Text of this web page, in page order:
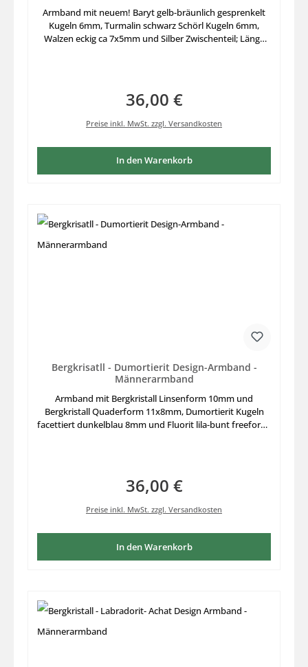
Armband mit neuem! Baryt gelb-bräunlich gesprenkelt
Kugeln 6mm, Turmalin schwarz Schörl Kugeln 6mm,
Walzen eckig ca 7x5mm und Silber Zwischenteil; Länge
Regulärer Preis:
36,00 €
Preise inkl. MwSt. zzgl. Versandkosten
In den Warenkorb
Bergkrisatll - Dumortierit Design-Armband -
Männerarmband
Armband mit Bergkristall Linsenform 10mm und
Bergkristall Quaderform 11x8mm, Dumortierit Kugeln
facettiert dunkelblau 8mm und Fluorit lila-bunt freeform,
Regulärer Preis:
36,00 €
Preise inkl. MwSt. zzgl. Versandkosten
In den Warenkorb